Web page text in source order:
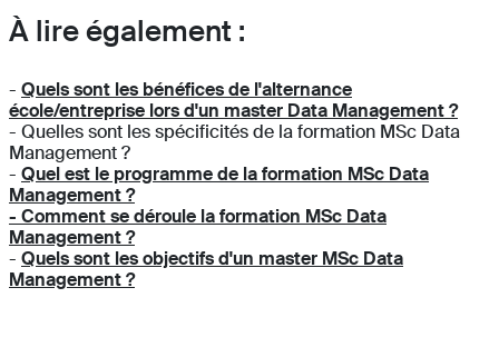
À lire également :
- Quels sont les bénéfices de l'alternance
école/entreprise lors d'un master Data Management ?
- Quelles sont les spécificités de la formation MSc Data
Management ?
- Quel est le programme de la formation MSc Data
Management ?
- Comment se déroule la formation MSc Data
Management ?
- Quels sont les objectifs d'un master MSc Data
Management ?